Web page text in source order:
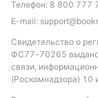
Телефон: 8 800 777
E-mail:
Свидетельство о
ФС77-70265 выдано
связи,
(Роскомнадзора) 10